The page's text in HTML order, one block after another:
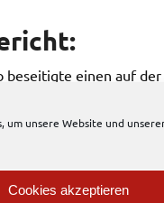
um unsere Website und
Cookies akzeptieren
beseitigte einen auf der